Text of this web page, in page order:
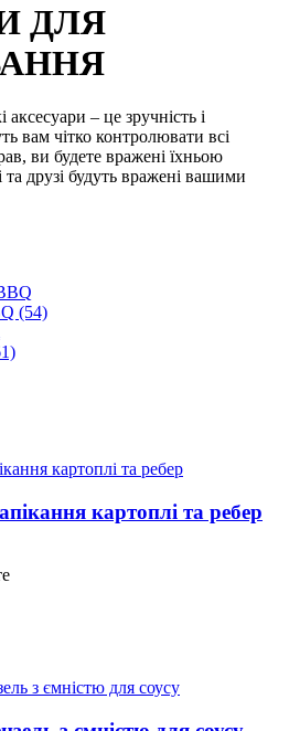
ДЛЯ
– це зручність і
вам чітко контролювати всі
ви будете вражені їхньою
та друзі будуть вражені вашими
(54)
картоплі та ребер